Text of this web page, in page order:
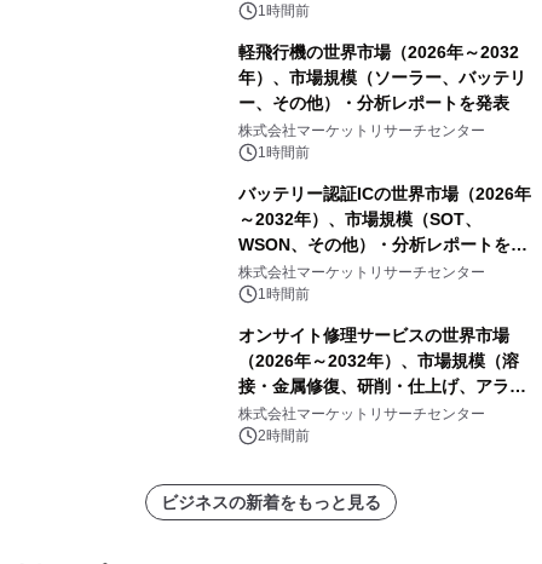
1時間前
軽飛行機の世界市場（2026年～2032
年）、市場規模（ソーラー、バッテリ
ー、その他）・分析レポートを発表
株式会社マーケットリサーチセンター
1時間前
バッテリー認証ICの世界市場（2026年
～2032年）、市場規模（SOT、
WSON、その他）・分析レポートを発
表
株式会社マーケットリサーチセンター
1時間前
オンサイト修理サービスの世界市場
（2026年～2032年）、市場規模（溶
接・金属修復、研削・仕上げ、アライ
メント、その他）・分析レポートを発
表
株式会社マーケットリサーチセンター
2時間前
ビジネスの新着をもっと見る